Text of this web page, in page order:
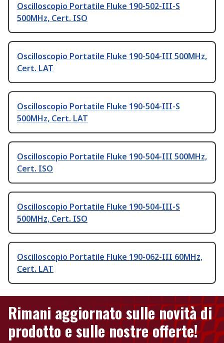
Oscilloscopio Portatile Fluke 190-502-III-S
500MHz, Cert. ISO
Oscilloscopio Portatile Fluke 190-504-III 500MHz,
Cert. LAT
Oscilloscopio Portatile Fluke 190-504-III-S
500MHz, Cert. LAT
Oscilloscopio Portatile Fluke 190-504-III 500MHz,
Cert. ISO
Oscilloscopio Portatile Fluke 190-504-III-S
500MHz, Cert. ISO
Oscilloscopio Portatile Fluke 190-062-III 60MHz,
Cert. LAT
Rimani aggiornato sulle novità di
prodotto e sulle nostre offerte!